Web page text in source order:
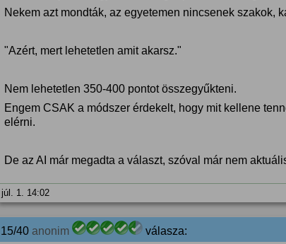
Nekem azt mondták, az egyetemen nincsenek szakok,
"Azért, mert lehetetlen amit akarsz."
Nem lehetetlen 350-400 pontot összegyűkteni.
Engem CSAK a módszer érdekelt, hogy mit kellene
elérni.
De az AI már megadta a választ, szóval már nem
júl. 1. 14:02
15/40 anonim válasza: